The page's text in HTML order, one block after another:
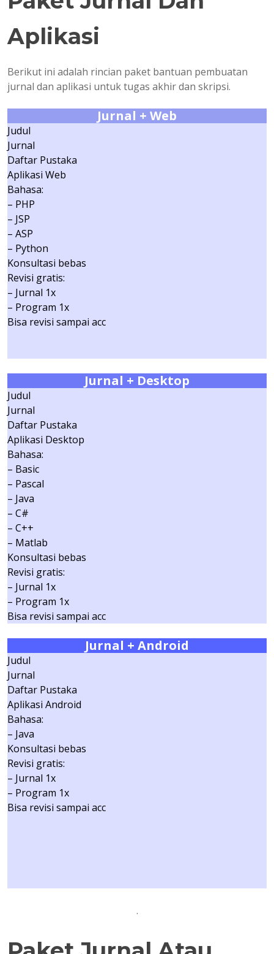
Aplikasi
Berikut ini adalah rincian paket bantuan pembuatan
jurnal dan aplikasi untuk tugas akhir dan skripsi.
Jurnal + Web
Judul
Jurnal
Daftar Pustaka
Aplikasi Web
Bahasa:
– PHP
– JSP
– ASP
– Python
Konsultasi bebas
Revisi gratis:
– Jurnal 1x
– Program 1x
Bisa revisi sampai acc
Jurnal + Desktop
Judul
Jurnal
Daftar Pustaka
Aplikasi Desktop
Bahasa:
– Basic
– Pascal
– Java
– C#
– C++
– Matlab
Konsultasi bebas
Revisi gratis:
– Jurnal 1x
– Program 1x
Bisa revisi sampai acc
Jurnal + Android
Judul
Jurnal
Daftar Pustaka
Aplikasi Android
Bahasa:
– Java
Konsultasi bebas
Revisi gratis:
– Jurnal 1x
– Program 1x
Bisa revisi sampai acc
.